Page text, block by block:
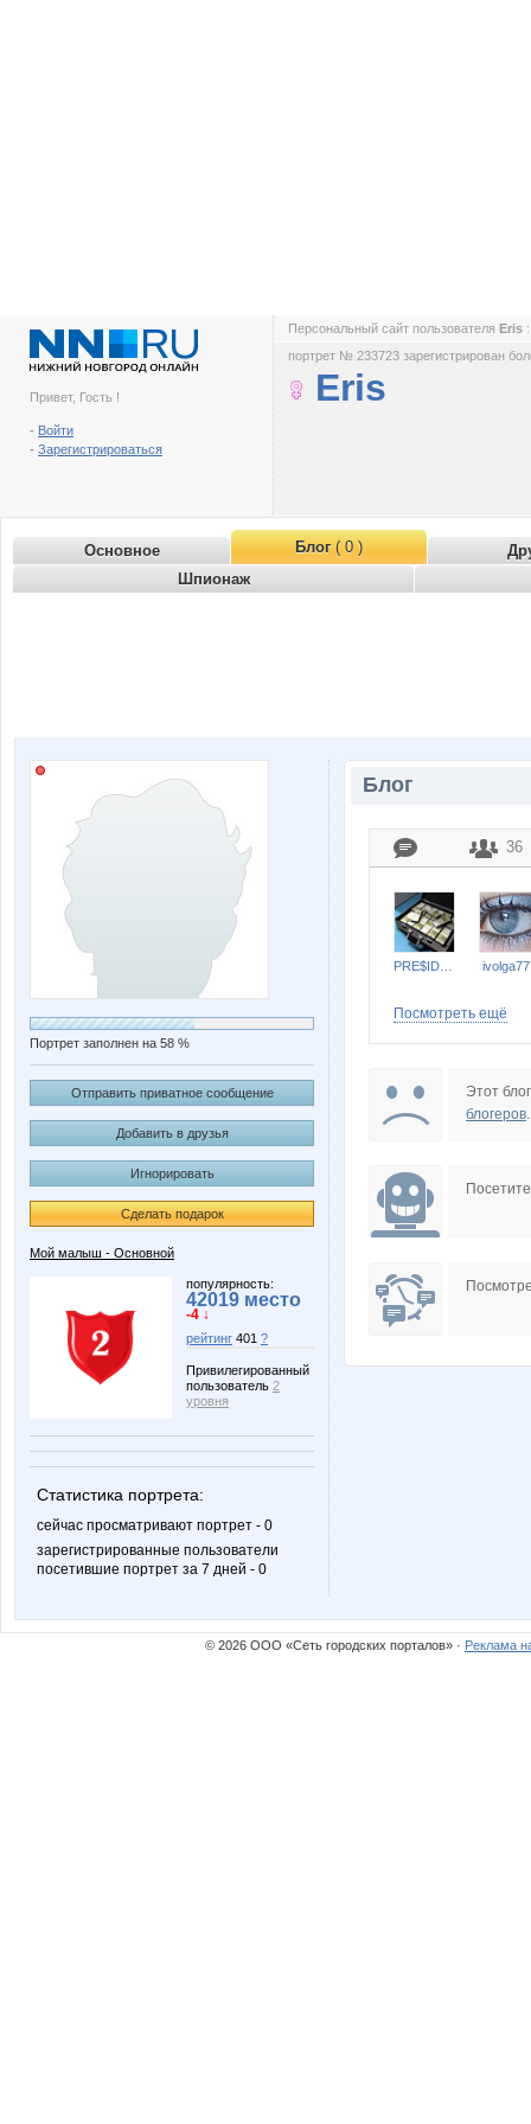
Привет, Гость !
- Войти
- Зарегистрироваться
Персональный сайт пользователя Eris
портрет № 233723 зарегистрирован
Eris
Основное Блог( 0 )
Шпионаж
Портрет заполнен на 58 %
Отправить приватное сообщение
Добавить в друзья
Игнорировать
Сделать подарок
Мой малыш - Основной
популярность:
42019 место
-4 ↓
рейтинг 401 ?
Привилегированный
пользователь 2
уровня
Статистика портрета:
сейчас просматривают портрет - 0
зарегистрированные пользователи
посетившие портрет за 7 дней - 0
Блог
36
Посмотреть ещё
Этот
блогеров.
© 2026 ООО «Сеть городских порталов» · Реклама